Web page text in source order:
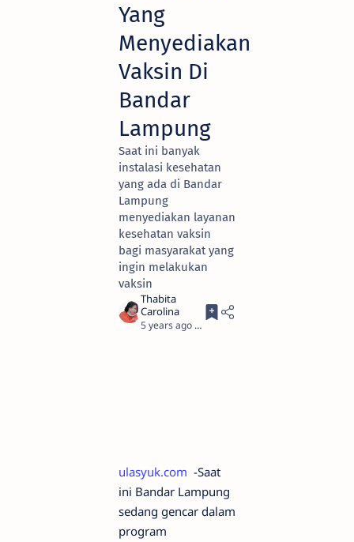
Yang
Menyediakan
Vaksin Di
Bandar
Lampung
Saat ini banyak
instalasi kesehatan
yang ada di Bandar
Lampung
menyediakan layanan
kesehatan vaksin
bagi masyarakat yang
ingin melakukan
vaksin
5 years ago 2
ulasyuk.com -Saat
ini Bandar Lampung
sedang gencar dalam
program